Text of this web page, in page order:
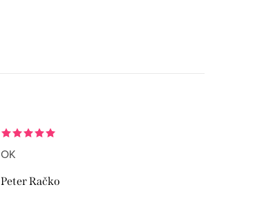
OK
Peter Račko